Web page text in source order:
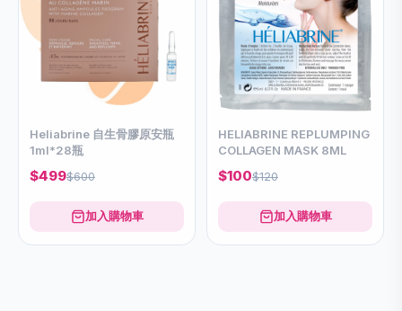
Heliabrine 自生骨膠原安瓶
1ml*28瓶
$499$600
加入購物車
HELIABRINE REPLUMPING
COLLAGEN MASK 8ML
$100$120
加入購物車